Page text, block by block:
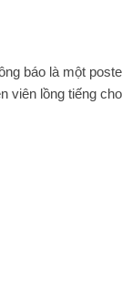
báo là một
viên lồng tiếng